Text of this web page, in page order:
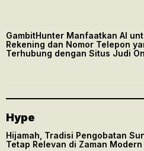
GambitHunter Manfaatkan AI
Rekening dan Nomor Telepon
Terhubung dengan Situs Judi
Hype
Hijamah, Tradisi Pengobatan
Tetap Relevan di Zaman Modern